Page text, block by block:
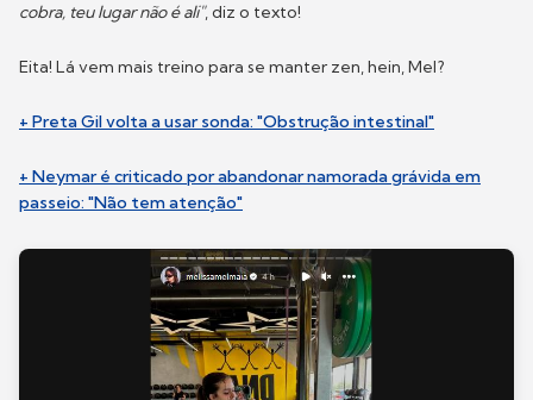
cobra, teu lugar não é ali", diz o texto!
Eita! Lá vem mais treino para se manter zen, hein, Mel?
+ Preta Gil volta a usar sonda: "Obstrução intestinal"
+ Neymar é criticado por abandonar namorada grávida em
passeio: "Não tem atenção"